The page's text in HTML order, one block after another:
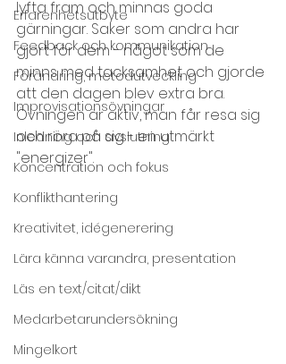
Erfarenhetsutbyte
Feedback och kommunikation
Förändring, metodutveckling
Improvisationsövningar
Inledning och avslutning
Koncentration och fokus
Konflikthantering
Kreativitet, idégenerering
Lära känna varandra, presentation
Läs en text/citat/dikt
Medarbetarundersökning
Mingelkort
lyfta fram och minnas goda
gärningar. Saker som andra har
gjort för dem - något som de
minns med tacksamhet och gjorde
att den dagen blev extra bra.
Övningen är aktiv, man får resa sig
och röra på sig - en utmärkt
"energizer".